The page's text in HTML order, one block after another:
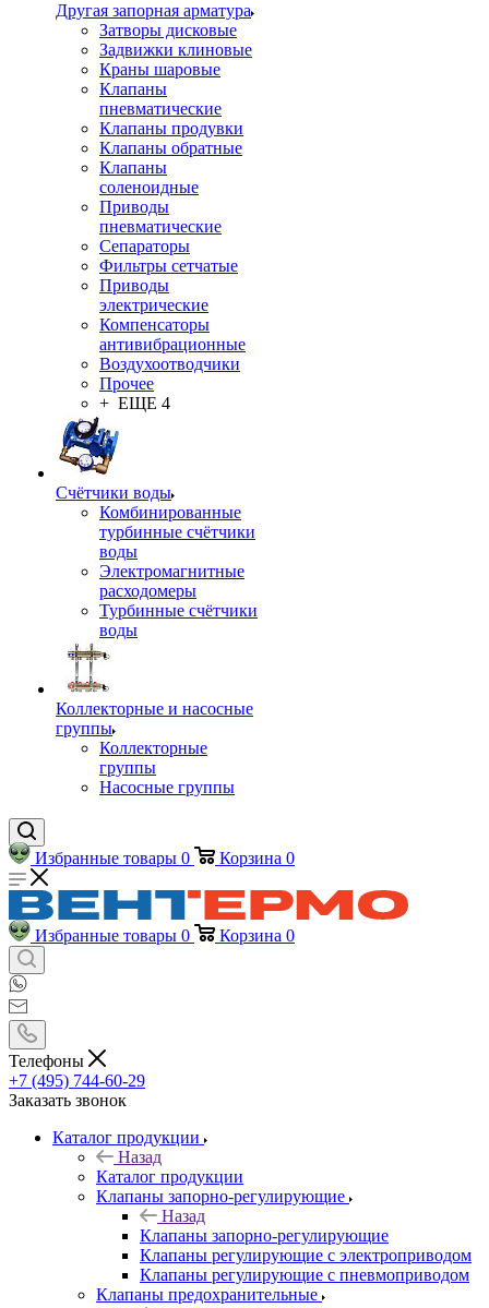
Другая запорная арматура
Затворы дисковые
Задвижки клиновые
Краны шаровые
Клапаны
пневматические
Клапаны продувки
Клапаны обратные
Клапаны
соленоидные
Приводы
пневматические
Сепараторы
Фильтры сетчатые
Приводы
электрические
Компенсаторы
антивибрационные
Воздухоотводчики
Прочее
+ ЕЩЕ 4
Счётчики воды
Комбинированные
турбинные счётчики
воды
Электромагнитные
расходомеры
Турбинные счётчики
воды
Коллекторные и насосные
группы
Коллекторные
группы
Насосные группы
Избранные товары 0 Корзина 0
Избранные товары 0 Корзина 0
Телефоны
+7 (495) 744-60-29
Заказать звонок
Каталог продукции
Назад
Каталог продукции
Клапаны запорно-регулирующие
Назад
Клапаны запорно-регулирующие
Клапаны регулирующие с электроприводом
Клапаны регулирующие с пневмоприводом
Клапаны предохранительные